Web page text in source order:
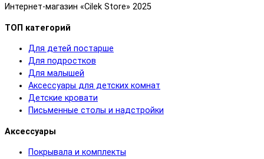
Интернет-магазин «Cilek Store» 2025
ТОП категорий
Для детей постарше
Для подростков
Для малышей
Аксессуары для детских комнат
Детские кровати
Письменные столы и надстройки
Аксессуары
Покрывала и комплекты